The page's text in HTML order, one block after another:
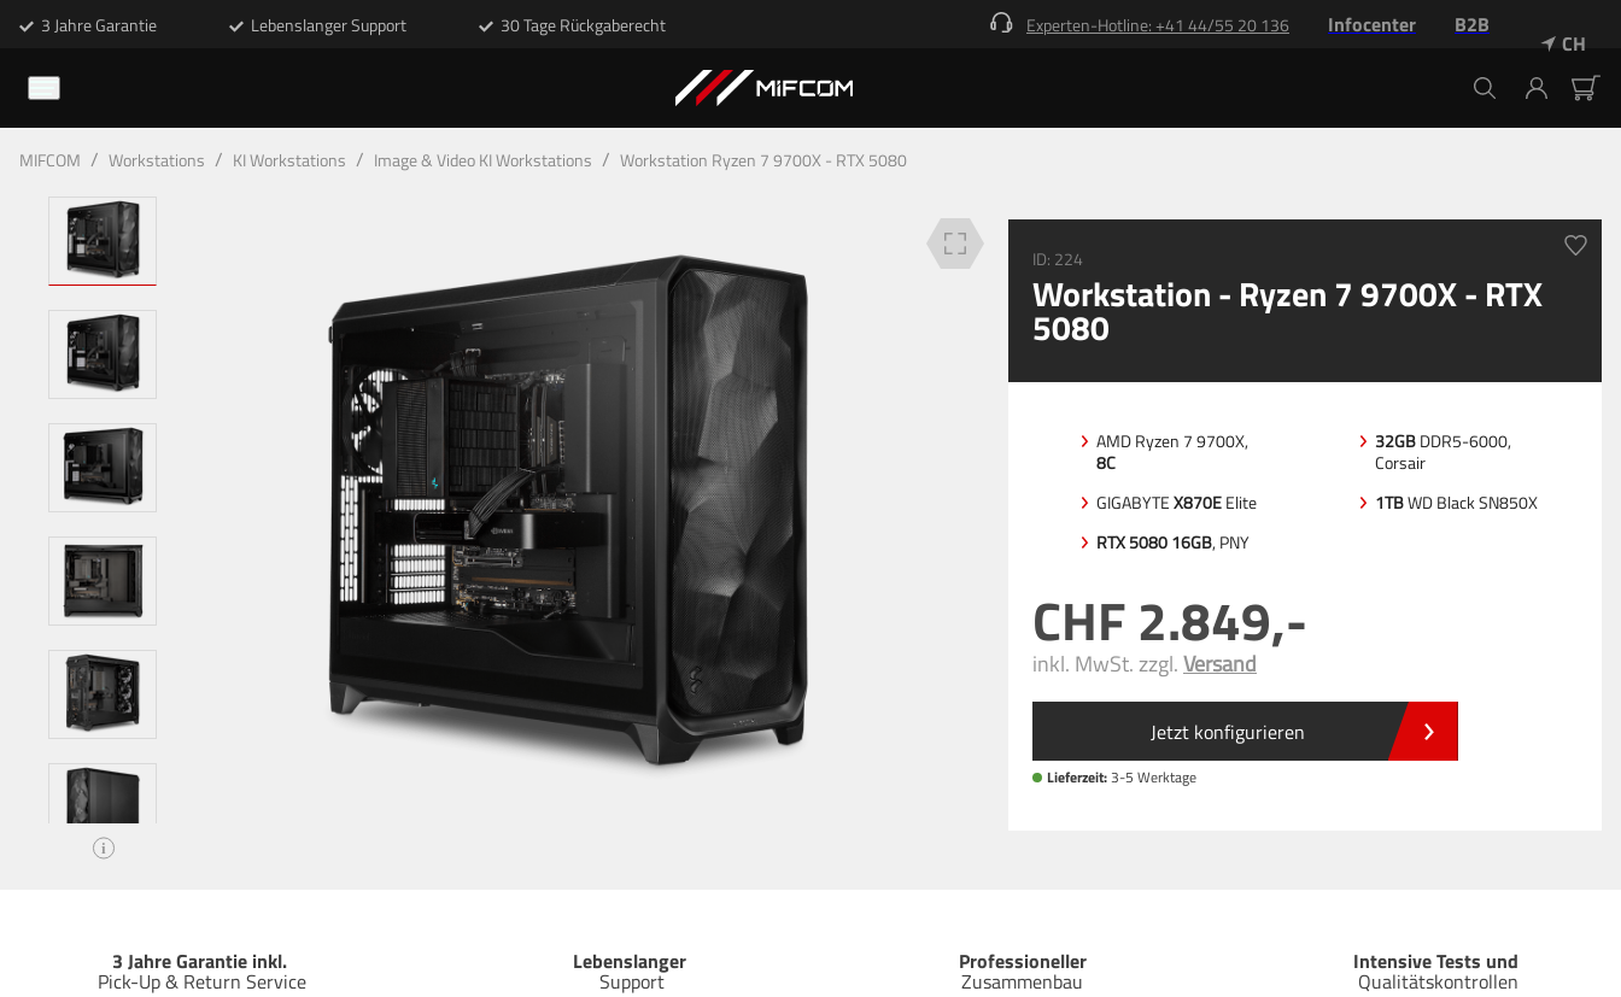
3 Jahre Garantie Lebenslanger Support 30 Tage Rückgaberecht Experten-Hotline: +41 44/55 20 136 Infocenter B2B
CH
Beschreibung
Technische Details
MIFCOM / Workstations / KI Workstations / Image & Video KI Workstations / Workstation Ryzen 7 9700X - RTX 5080
i
ID: 224
Workstation - Ryzen 7 9700X - RTX
5080
AMD Ryzen 7 9700X,
8C
GIGABYTEX870EElite
RTX 5080 16GB, PNY
32GBDDR5-6000,
Corsair
1TBWD Black SN850X
2.849,-
inkl. MwSt. zzgl.Versand
Jetzt konfigurieren
Lieferzeit:3-5 Werktage
3 Jahre Garantie inkl.
Pick-Up & Return Service
Lebenslanger
Support
Professioneller
Zusammenbau
Intensive Tests und
Qualitätskontrollen